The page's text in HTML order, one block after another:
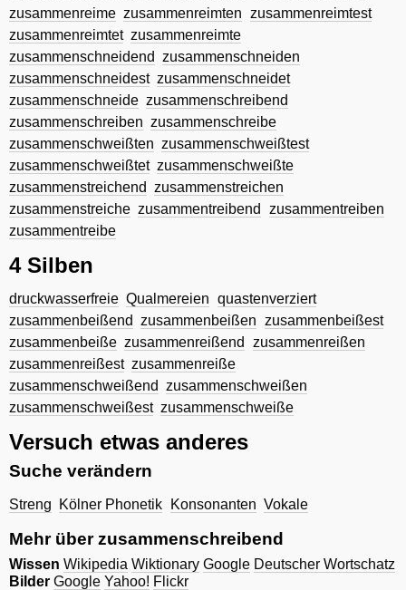
zusammenreime zusammenreimten zusammenreimtest
zusammenreimtet zusammenreimte
zusammenschneidend
zusammenschneiden
zusammenschneidest zusammenschneidet
zusammenschneide zusammenschreibend
zusammenschreiben zusammenschreibe
zusammenschweißten zusammenschweißtest
zusammenschweißtet zusammenschweißte
zusammenstreichend
zusammenstreichen
zusammenstreiche zusammentreibend
zusammentreiben
zusammentreibe
4 Silben
druckwasserfreie Qualmereien quastenverziert
zusammenbeißend
zusammenbeißen zusammenbeißest
zusammenbeiße zusammenreißend
zusammenreißen
zusammenreißest zusammenreiße
zusammenschweißend
zusammenschweißen
zusammenschweißest zusammenschweiße
Versuch etwas anderes
Suche verändern
Streng Kölner Phonetik Konsonanten Vokale
Mehr über zusammenschreibend
Wissen Wikipedia Wiktionary Google Deutscher Wortschatz
Bilder Google Yahoo! Flickr